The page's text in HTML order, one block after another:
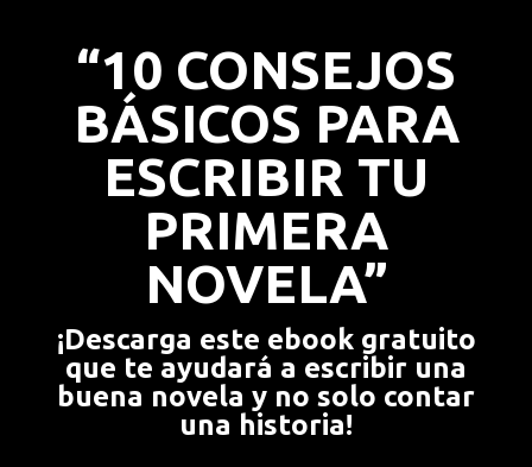
“10 CONSEJOS
BÁSICOS PARA
ESCRIBIR TU
PRIMERA
NOVELA”
¡Descarga este ebook gratuito
que te ayudará a escribir una
buena novela y no solo contar
una historia!​